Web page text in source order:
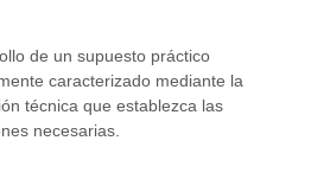
de un supuesto práctico
caracterizado mediante la
técnica que establezca las
necesarias.